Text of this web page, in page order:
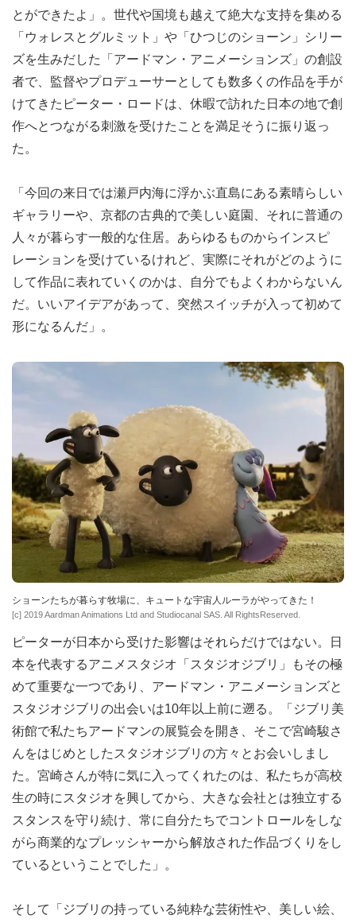
とができたよ」。世代や国境も越えて絶大な支持を集める
「ウォレスとグルミット」や「ひつじのショーン」シリー
ズを生みだした「アードマン・アニメーションズ」の創設
者で、監督やプロデューサーとしても数多くの作品を手が
けてきたピーター・ロードは、休暇で訪れた日本の地で創
作へとつながる刺激を受けたことを満足そうに振り返っ
た。
「今回の来日では瀬戸内海に浮かぶ直島にある素晴らしい
ギャラリーや、京都の古典的で美しい庭園、それに普通の
人々が暮らす一般的な住居。あらゆるものからインスピ
レーションを受けているけれど、実際にそれがどのように
して作品に表れていくのかは、自分でもよくわからないん
だ。いいアイデアがあって、突然スイッチが入って初めて
形になるんだ」。
ショーンたちが暮らす牧場に、キュートな宇宙人ルーラがやってきた！
[c] 2019 Aardman Animations Ltd and Studiocanal SAS. All RightsReserved.
ピーターが日本から受けた影響はそれらだけではない。日
本を代表するアニメスタジオ「スタジオジブリ」もその極
めて重要な一つであり、アードマン・アニメーションズと
スタジオジブリの出会いは10年以上前に遡る。「ジブリ美
術館で私たちアードマンの展覧会を開き、そこで宮崎駿さ
んをはじめとしたスタジオジブリの方々とお会いしまし
た。宮崎さんが特に気に入ってくれたのは、私たちが高校
生の時にスタジオを興してから、大きな会社とは独立する
スタンスを守り続け、常に自分たちでコントロールをしな
がら商業的なプレッシャーから解放された作品づくりをし
ているということでした」。
そして「ジブリの持っている純粋な芸術性や、美しい絵、